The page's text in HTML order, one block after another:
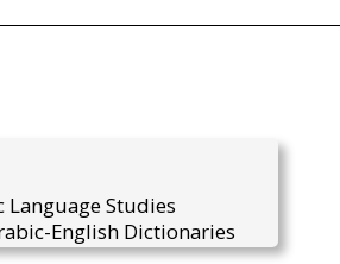
Studies
English Dictionaries